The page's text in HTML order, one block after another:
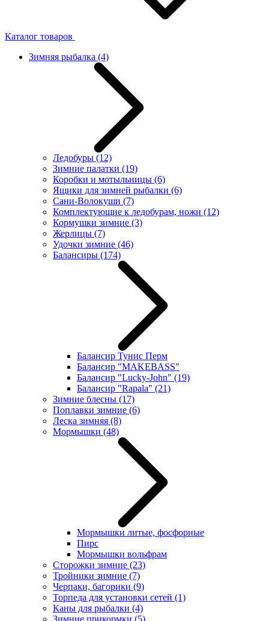
Каталог товаров
Зимняя рыбалка (4)
Ледобуры (12)
Зимние палатки (19)
Коробки и мотыльницы (6)
Ящики для зимней рыбалки (6)
Сани-Волокуши (7)
Комплектующие к ледобурам, ножи (12)
Кормушки зимние (3)
Жерлицы (7)
Удочки зимние (46)
Балансиры (174)
Балансир Тунис Перм
Балансир "MAKEBASS"
Балансир "Lucky-John" (19)
Балансир "Rapala" (21)
Зимние блесны (17)
Поплавки зимние (6)
Леска зимняя (8)
Мормышки (48)
Мормышки литые, фосфорные
Пирс
Мормышки вольфрам
Сторожки зимние (23)
Тройники зимние (7)
Черпаки, багорики (9)
Торпеда для установки сетей (1)
Каны для рыбалки (4)
Зимние прикормки (5)